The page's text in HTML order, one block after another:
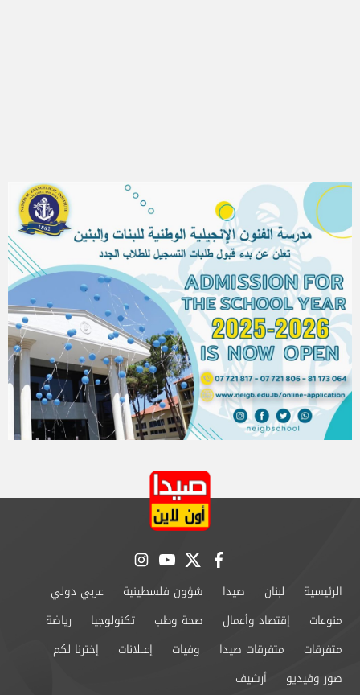
facebook
twitter
youtube
instagram
الرئيسية لبنان صيدا شؤون فلسطينية
عربي دولي
منوعات
إقتصاد وأعمال صحة وطب تكنولوجيا
رياضة
متفرقات
متفرقات صيدا وفيات إعــلانات
إخترنا لكم
صور وفيديو
أرشيف